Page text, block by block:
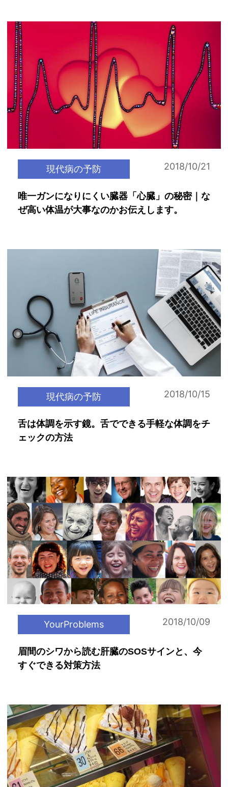
現代病の予防 2018/10/21
唯一ガンになりにくい臓器「心臓」の秘密｜な
ぜ高い体温が大事なのかお伝えします。
現代病の予防 2018/10/15
舌は体調を示す鏡。舌でできる手軽な体調をチ
ェックの方法
YourProblems 2018/10/09
眉間のシワから読む肝臓のSOSサインと、今
すぐできる対策方法